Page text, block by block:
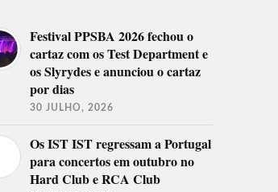
Festival PPSBA 2026 fechou o
cartaz com os Test Department e
os Slyrydes e anunciou o cartaz
por dias
30 JULHO, 2026
Os IST IST regressam a Portugal
para concertos em outubro no
Hard Club e RCA Club